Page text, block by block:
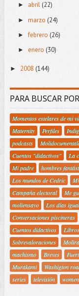
► abril (22)
► marzo (24)
►febrero (26)
► enero (30)
► 2008 (144)
PARA BUSCAR
Momentos estelares de mi
Maternity
Perfiles
podcasts
Cuentos "didactivos"
La
Mi padre
hombres
Los mundos de Cedric
Campaña electoral
Me
moliensayo
Los días
Conversaciones piscineras
Cuentos didactivos
Sobrevaloraciones
machismo
Breves
Murakami
Washigton
series
televisión